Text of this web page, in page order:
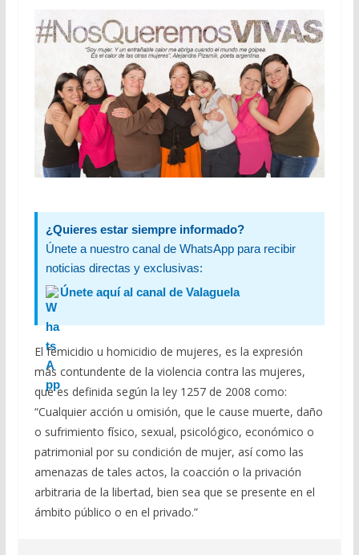
¿Quieres estar siempre informado?
Únete a nuestro canal de WhatsApp para recibir
noticias directas y exclusivas:
Únete aquí al canal de Valaguela
El femicidio u homicidio de mujeres, es la expresión
más contundente de la violencia contra las mujeres,
que es definida según la ley 1257 de 2008 como:
“Cualquier acción u omisión, que le cause muerte, daño
o sufrimiento físico, sexual, psicológico, económico o
patrimonial por su condición de mujer, así como las
amenazas de tales actos, la coacción o la privación
arbitraria de la libertad, bien sea que se presente en el
ámbito público o en el privado.”